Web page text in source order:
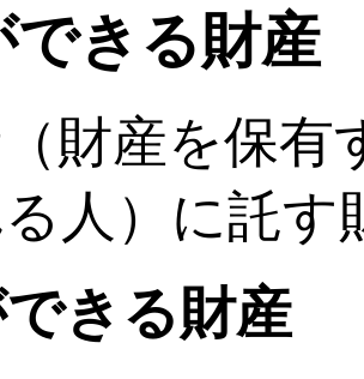
できる財産
財産を保有
人）に託す
きる財産